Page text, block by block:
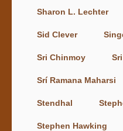
Sharon L. Lechter
Sid Clever
Sri Chinmoy
Srí Ramana Maharsi
Stendhal
Stephen Hawking